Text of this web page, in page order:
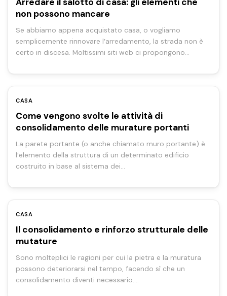
non possono mancare
Se abbiamo appena acquistato casa, o vogliamo
semplicemente rinnovare l’arredamento, la strada non è
certo in discesa. Moltissimi siti web ci propongono…
CASA
Come vengono svolte le attività di
consolidamento delle murature portanti
La parete portante (o anche chiamato muro portante) è
l’elemento della struttura di un determinato edificio
costruito in base al sistema dei…
CASA
Il consolidamento e rinforzo strutturale delle
mutature
Sono molteplici le ragioni per cui la pietra e la muratura
possono deteriorarsi nel tempo, facendo sì che un
consolidamento diventi necessario.…